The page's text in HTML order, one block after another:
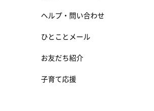
ヘルプ・問い合わせ
ひとことメール
お友だち紹介
子育て応援